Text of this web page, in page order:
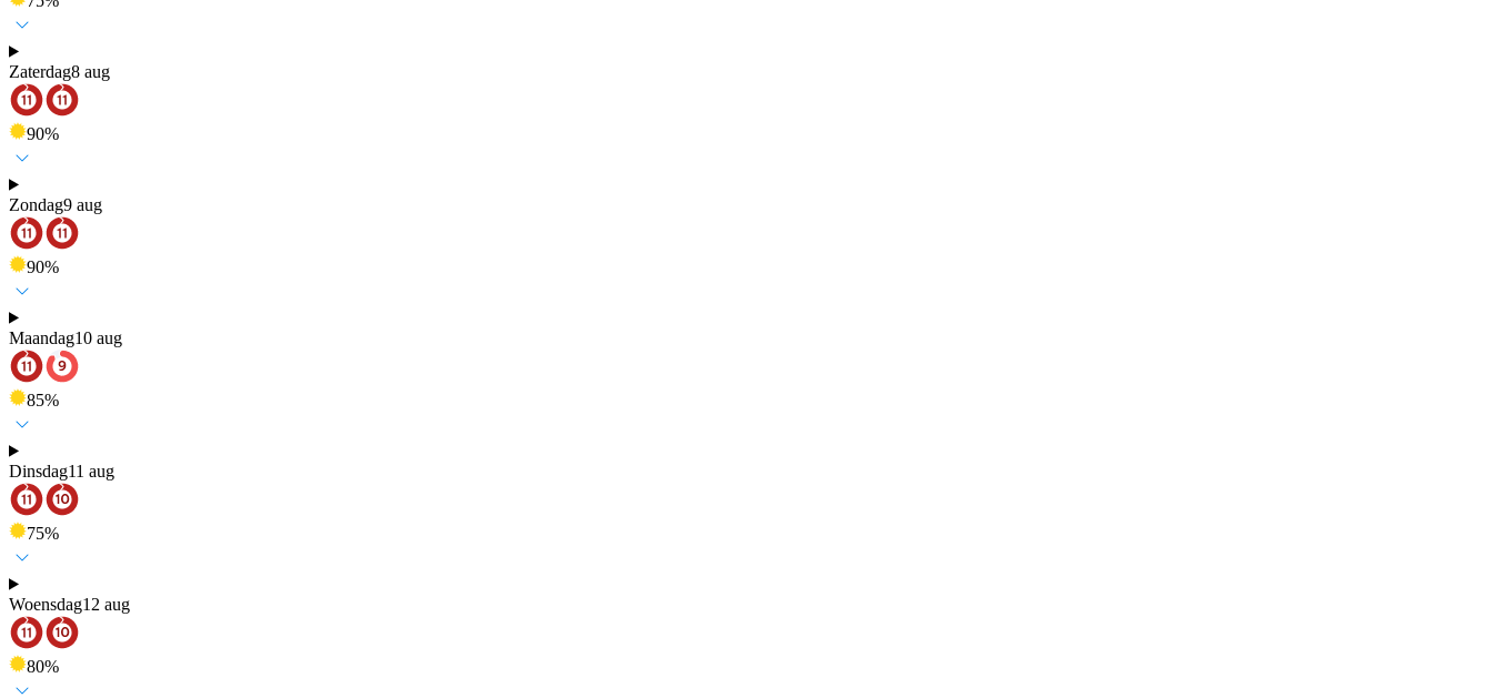
Zaterdag8 aug
90%
Zondag9 aug
90%
Maandag10 aug
85%
Dinsdag11 aug
75%
Woensdag12 aug
80%